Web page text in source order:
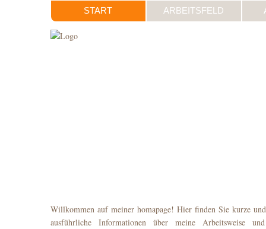
START ARBEITSFELD
Willkommen auf meiner homapage! Hier finden Sie kurze
ausführliche Informationen über meine Arbeitsweise